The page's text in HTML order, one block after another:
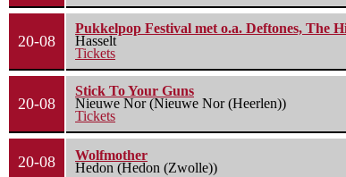
20-08
Pukkelpop Festival met o.a. Deftones, The
Hasselt
Tickets
20-08
Stick To Your Guns
Nieuwe Nor (Nieuwe Nor (Heerlen))
Tickets
20-08
Wolfmother
Hedon (Hedon (Zwolle))